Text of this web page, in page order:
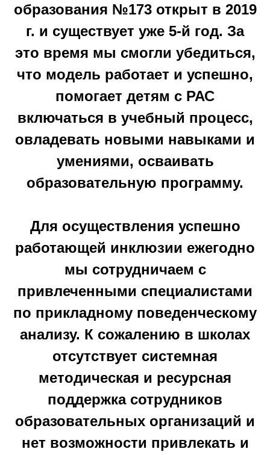
образования №173 открыт в 2019
г. и существует уже 5-й год. За
это время мы смогли убедиться,
что модель работает и успешно,
помогает детям с РАС
включаться в учебный процесс,
овладевать новыми навыками и
умениями, осваивать
образовательную программу.
Для осуществления успешно
работающей инклюзии ежегодно
мы сотрудничаем с
привлеченными специалистами
по прикладному поведенческому
анализу. К сожалению в школах
отсутствует системная
методическая и ресурсная
поддержка сотрудников
образовательных организаций и
нет возможности привлекать и